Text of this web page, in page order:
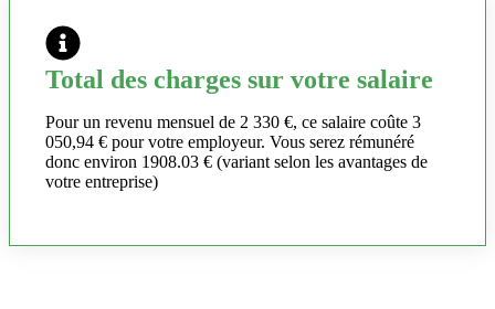
Total des charges sur votre salaire
Pour un revenu mensuel de 2 330 €, ce salaire coûte 3
050,94 € pour votre employeur. Vous serez rémunéré
donc environ 1908.03 € (variant selon les avantages de
votre entreprise)